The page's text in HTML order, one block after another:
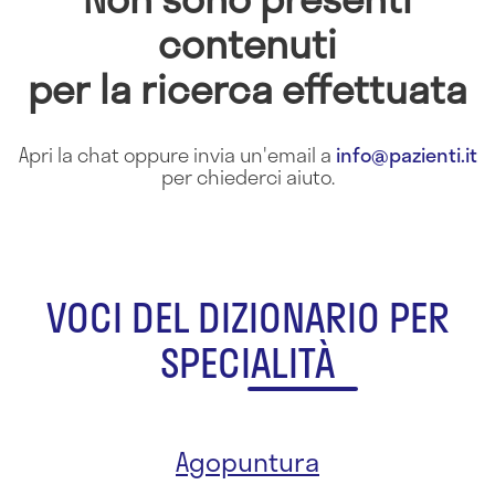
contenuti
per la ricerca effettuata
Apri la chat oppure invia un'email a info@pazienti.it
per chiederci aiuto.
VOCI DEL DIZIONARIO PER
SPECIALITÀ
Agopuntura